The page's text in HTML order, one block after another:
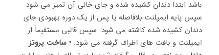
باشد ابتدا دندان کشیده شده و جای خالی آن تمیز می شود
سپس پایه ایمپلنت بلافاصله یا پس از یک دوره بهبودی جای
دندان کشیده شده کاشته می شود. سپس قالبی مستقیماً از
ایمپلنت و بافت های اطراف گرفته می شود. • ساخت پروتز